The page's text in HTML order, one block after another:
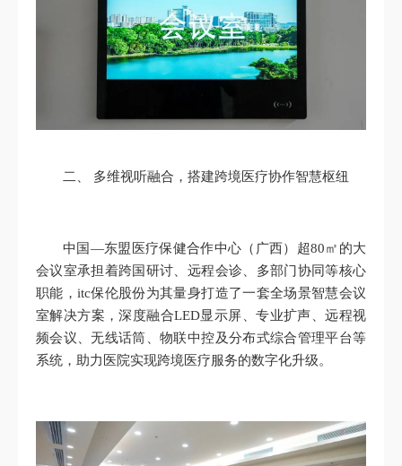
二、 多维视听融合，搭建跨境医疗协作智慧枢纽
中国—东盟医疗保健合作中心（广西）超80㎡的大
会议室承担着跨国研讨、远程会诊、多部门协同等核心
职能，itc保伦股份为其量身打造了一套全场景智慧会议
室解决方案，深度融合LED显示屏、专业扩声、远程视
频会议、无线话筒、物联中控及分布式综合管理平台等
系统，助力医院实现跨境医疗服务的数字化升级。